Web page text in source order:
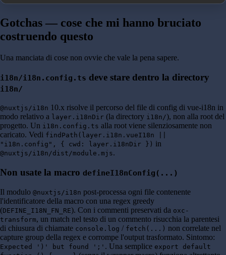
Gotchas — cose che mi hanno bruciato
costruendo questo
Una manciata di cose non ovvie che vale la pena sapere.
i18n/i18n.config.ts deve stare dentro la directory
i18n/
@nuxtjs/i18n 10.x risolve il percorso del file di config di vue-i18n in
modo relativo a layer.i18nDir (la directory i18n/), non alla root del
progetto. Un i18n.config.ts alla root viene silenziosamente non
caricato. Vedi findPath(layer.i18n.vueI18n ||
"i18n.config", { cwd: layer.i18nDir }) in
@nuxtjs/i18n/dist/module.mjs.
Non usate la macro defineI18nConfig(...)
Il modulo @nuxtjs/i18n post-processa ogni file contenente
l'identificatore della macro con una regex greedy
(DEFINE_I18N_FN_RE). Con i commenti preservati da oxc-
transform, un match nel testo di un commento risucchia la parentesi
di chiusura di chiamate console.log / fetch(...) non correlate nel
capture group della regex e corrompe l'output trasformato. Sintomo:
Expected ')' but found ';' . Una semplice export default